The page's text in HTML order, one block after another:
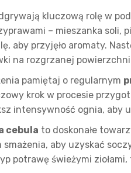
kluczową rolę w
– mieszanka soli,
aby przyjęło aromaty.
na rozgrzanej
pamiętaj o regularnym
krok w procesie
intensywność ognia, aby
cebula to doskonałe
smażenia, aby uzyskać
potrawę świeżymi